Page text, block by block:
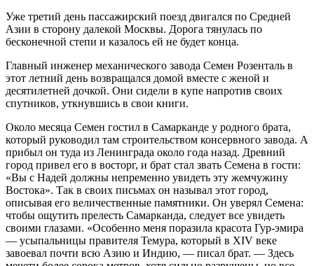
Уже третий день пассажирский поезд двигался по Средней
Азии в сторону далекой Москвы. Дорога тянулась по
бесконечной степи и казалось ей не будет конца.
Главный инженер механического завода Семен Розенталь в
этот летний день возвращался домой вместе с женой и
десятилетней дочкой. Они сидели в купе напротив своих
спутников, уткнувшись в свои книги.
Около месяца Семен гостил в Самарканде у родного брата,
который руководил там строительством консервного завода. А
прибыл он туда из Ленинграда около года назад. Древний
город привел его в восторг, и брат стал звать Семена в гости:
«Вы с Надей должны непременно увидеть эту жемчужину
Востока». Так в своих письмах он называл этот город,
описывая его величественные памятники. Он уверял Семена:
чтобы ощутить прелесть Самарканда, следует все увидеть
своими глазами. «Особенно меня поразила красота Гур-эмира
— усыпальницы правителя Темура, который в XIV веке
завоевал почти всю Азию и Индию, — писал брат. — Здесь